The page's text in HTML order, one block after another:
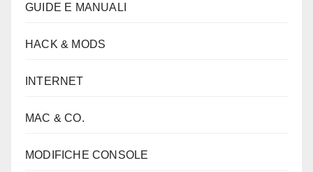
GUIDE E MANUALI
HACK & MODS
INTERNET
MAC & CO.
MODIFICHE CONSOLE